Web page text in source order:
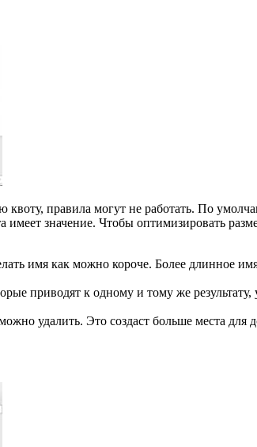
правила могут не работать. По
значение. Чтобы оптимизировать
имя как можно короче. Более длинное
приводят к одному и тому же
удалить. Это создаст больше места